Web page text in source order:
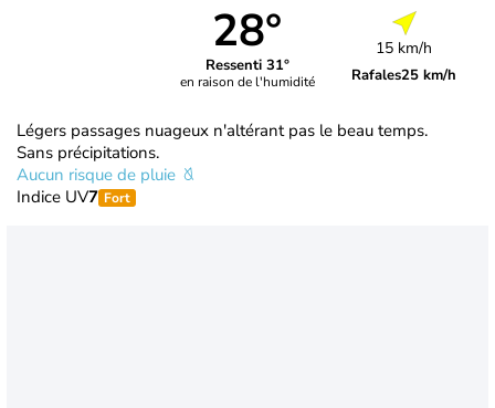
28°
Ressenti 31°
en raison de l'humidité
15 km/h
Rafales25 km/h
Légers passages nuageux n'altérant pas le beau temps.
Sans précipitations.
Aucun risque de pluie
Indice UV7 Fort